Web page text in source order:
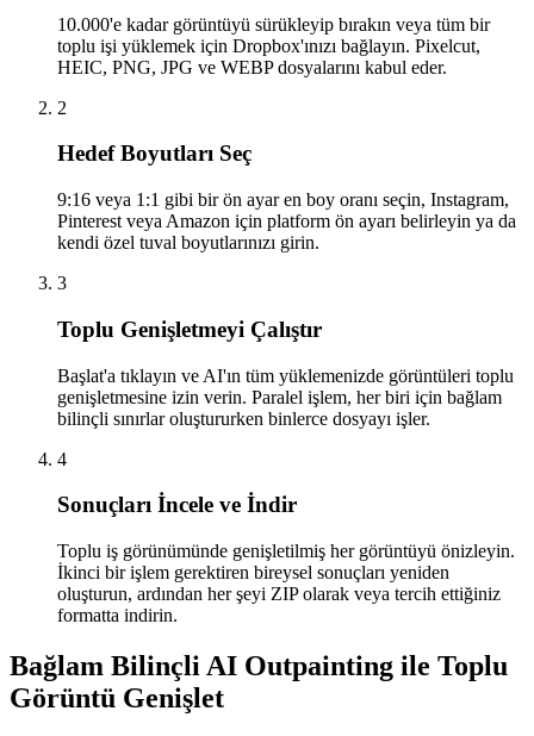
10.000'e kadar görüntüyü sürükleyip bırakın veya tüm bir
toplu işi yüklemek için Dropbox'ınızı bağlayın. Pixelcut,
HEIC, PNG, JPG ve WEBP dosyalarını kabul eder.
2
Hedef Boyutları Seç
9:16 veya 1:1 gibi bir ön ayar en boy oranı seçin, Instagram,
Pinterest veya Amazon için platform ön ayarı belirleyin ya da
kendi özel tuval boyutlarınızı girin.
3
Toplu Genişletmeyi Çalıştır
Başlat'a tıklayın ve AI'ın tüm yüklemenizde görüntüleri toplu
genişletmesine izin verin. Paralel işlem, her biri için bağlam
bilinçli sınırlar oluştururken binlerce dosyayı işler.
4
Sonuçları İncele ve İndir
Toplu iş görünümünde genişletilmiş her görüntüyü önizleyin.
İkinci bir işlem gerektiren bireysel sonuçları yeniden
oluşturun, ardından her şeyi ZIP olarak veya tercih ettiğiniz
formatta indirin.
Bağlam Bilinçli AI Outpainting ile Toplu
Görüntü Genişlet